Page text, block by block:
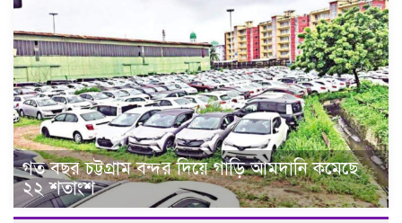
গত বছর চট্টগ্রাম বন্দর দিয়ে গাড়ি আমদানি কমেছে
২২ শতাংশ